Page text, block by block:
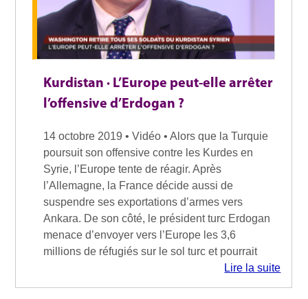
Kurdistan · L’Europe peut-elle arrêter
l’offensive d’Erdogan ?
14 octobre 2019 • Vidéo • Alors que la Turquie
poursuit son offensive contre les Kurdes en
Syrie, l’Europe tente de réagir. Après
l’Allemagne, la France décide aussi de
suspendre ses exportations d’armes vers
Ankara. De son côté, le président turc Erdogan
menace d’envoyer vers l’Europe les 3,6
millions de réfugiés sur le sol turc et pourrait
Lire la suite